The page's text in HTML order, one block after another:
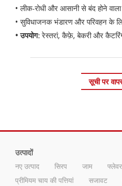
• लीक-रोधी और आसानी से बंद होने वाला
• सुविधाजनक भंडारण और परिवहन के
• उपयोग:रेस्तरां, कैफ़े, बेकरी और
सूची पर
उत्पादों
नए उत्पाद सिरप जाम
प्रीमियम चाय की पत्तियां
सजावट